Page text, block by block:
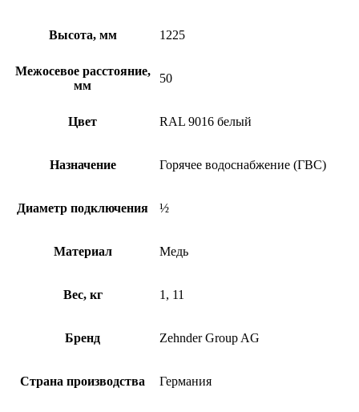
Высота, мм 1225
Межосевое расстояние,
мм
50
Цвет RAL 9016 белый
Назначение Горячее водоснабжение (ГВС)
Диаметр подключения ½
Материал Медь
Вес, кг 1, 11
Бренд Zehnder Group AG
Страна производства Германия